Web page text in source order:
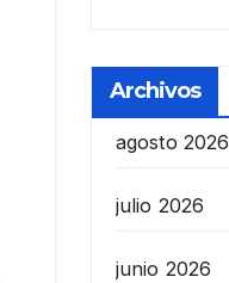
Archivos
agosto 2026
julio 2026
junio 2026